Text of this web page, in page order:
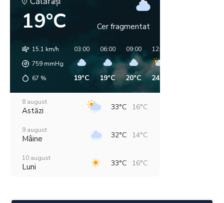
19°C Cer fragmentat
15.1 km/h
759 mmHg
67 %
03:00
19°C
06:00
19°C
09:00
20°C
12:00
24°C
8 august
Astăzi 33°C 16°C
9 august
Mâine 32°C 14°C
10 august
Luni 33°C 16°C